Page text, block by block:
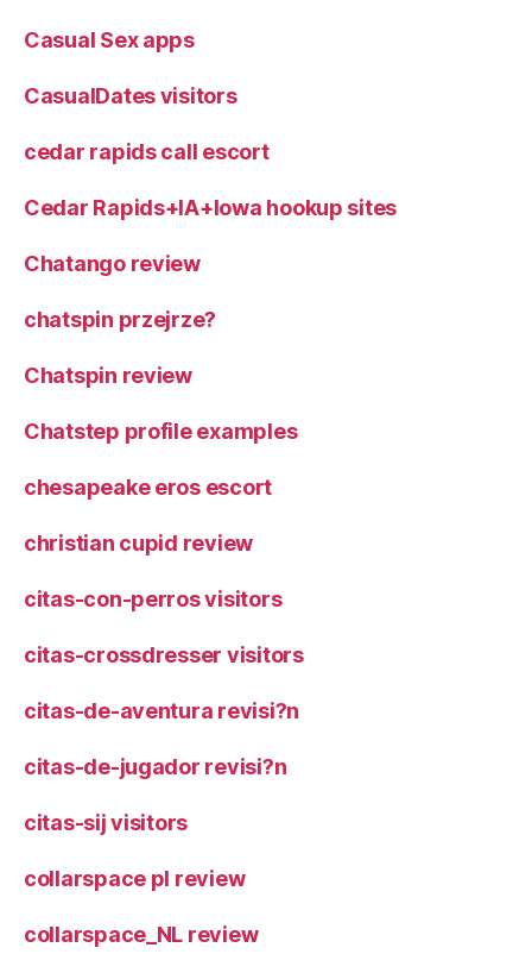
Casual Sex apps
CasualDates visitors
cedar rapids call escort
Cedar Rapids+IA+Iowa hookup sites
Chatango review
chatspin przejrze?
Chatspin review
Chatstep profile examples
chesapeake eros escort
christian cupid review
citas-con-perros visitors
citas-crossdresser visitors
citas-de-aventura revisi?n
citas-de-jugador revisi?n
citas-sij visitors
collarspace pl review
collarspace_NL review